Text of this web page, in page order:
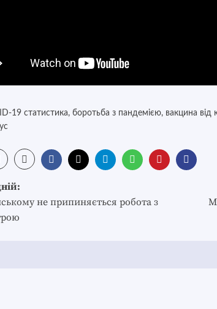
19 статистика, боротьба з пандемією, вакцина від
не припиняється робота з